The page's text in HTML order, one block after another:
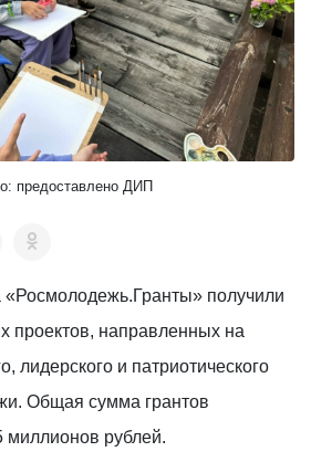
предоставлено ДИП
«Росмолодежь.Гранты» получили
проектов, направленных на
лидерского и патриотического
Общая сумма грантов
миллионов рублей.